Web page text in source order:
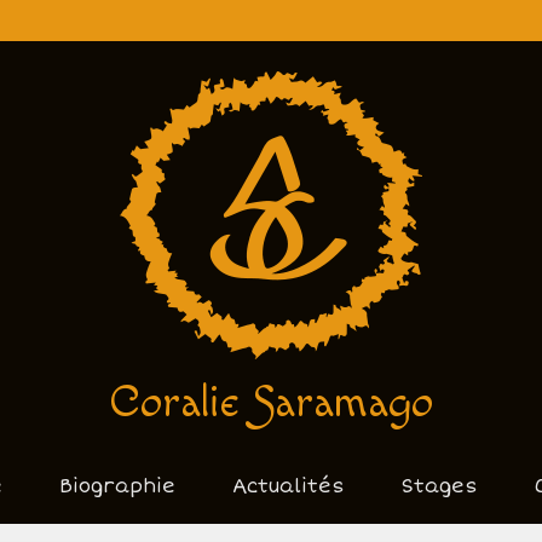
Coralie Saramago
Biographie Actualités Stages